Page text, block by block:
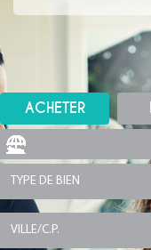
ACHETER
TYPE DE BIEN
VILLE/C.P.